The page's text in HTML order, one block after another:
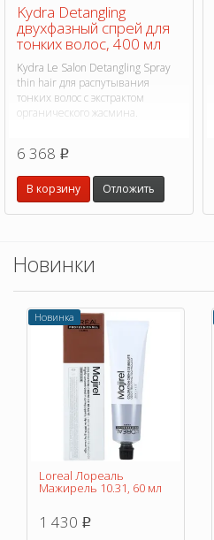
Kydra Detangling
двухфазный спрей для
тонких волос, 400 мл
Kydra Le Salon Detangling Spray
thin hair для распутывания
тонких волос с экстрактом
органического жасмина.
6 368 p
В корзину Отложить
Новинки
Новинка
Loreal Лореаль
Мажирель 10.31, 60 мл
1 430 p